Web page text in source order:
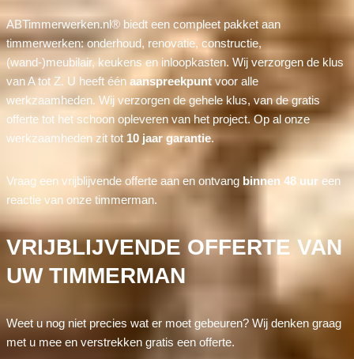
ABTimmerwerken.nl® biedt een compleet pakket aan
timmerwerken: onderhoud, renovatie, constructie,
(wand-)meubilair, keukens en inloopkasten. Wij verzorgen de klus
van A tot Z. U heeft één aanspreekpuntvoor alle
werkzaamheden. Wij verzorgen de gehele klus, van de gratis
offerte tot het schoon opleveren van het project. Op al onze
werkzaamheden zit tot 10 jaar garantie.
Vraag een vrijblijvende offerte aan en ontvang binnen 48 uureen
reactie van onze timmerman.
VRIJBLIJVENDE OFFERTE VAN
UW TIMMERMAN
Weet u nog niet precies wat er moet gebeuren? Wij denken graag
met u mee en verstrekken gratis een offerte.